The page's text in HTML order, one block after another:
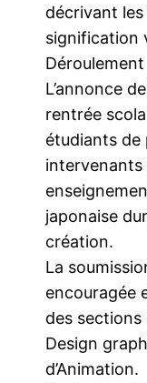
décrivant
signification
Déroulement
L’annonce
rentrée
étudiants de
japonaise
création.
La
encouragée
des sections
Design
d’Animation.